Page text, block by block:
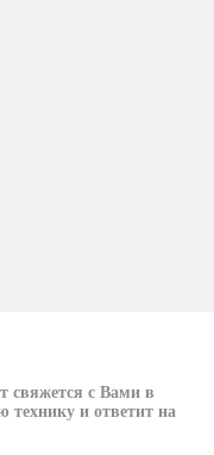
свяжется с Вами в
технику и ответит на